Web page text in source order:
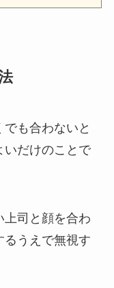
も合わないと
いだけのことで
上司と顔を合わ
るうえで無視す